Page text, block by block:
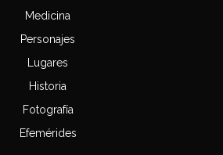
Medicina
Personajes
Lugares
Historia
Fotografía
Efemérides